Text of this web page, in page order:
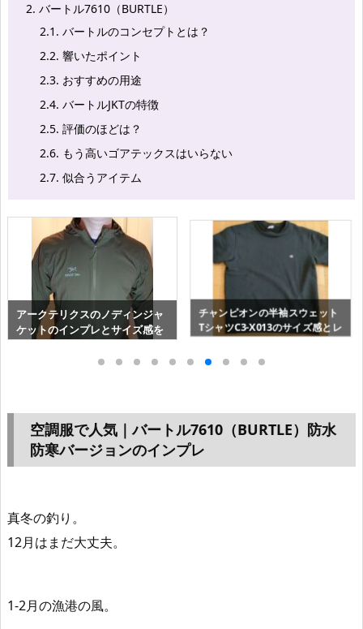
2. バートル7610（BURTLE）
2.1. バートルのコンセプトとは？
2.2. 響いたポイント
2.3. おすすめの用途
2.4. バートルJKTの特徴
2.5. 評価のほどは？
2.6. もう高いゴアテックスはいらない
2.7. 似合うアイテム
チャンピオンの半袖スウェット
TシャツC3-X013のサイズ感とレ
ビュー（ｼｮｰﾄｽﾘｰﾌﾞｸﾙｰﾈｯｸ）
ブリーフィングのリュック・3
WAYバックをインプレ
空調服で人気｜バートル7610（BURTLE）防水
防寒バージョンのインプレ
真冬の釣り。
12月はまだ大丈夫。
1-2月の漁港の風。